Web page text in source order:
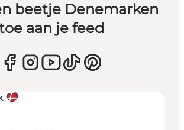
beetje Denemarken
aan je feed